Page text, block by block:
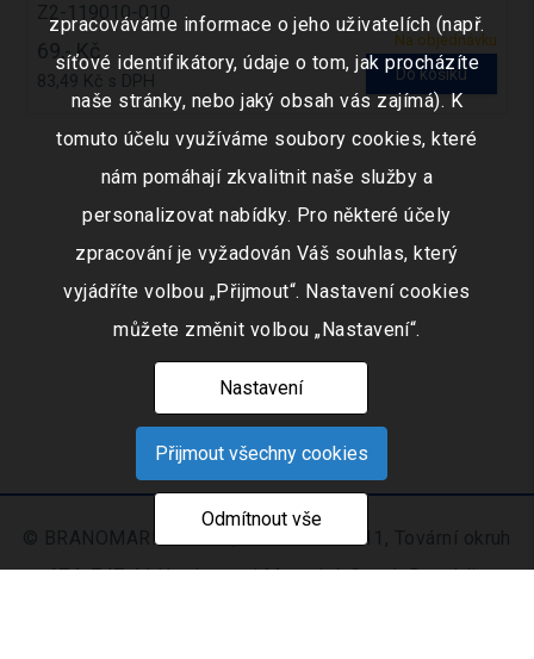
Z2-119010-010
Na objednávku
69,- Kč
83,49 Kč s DPH Do košíku
© BRANOMARKET s.r.o., IČO: 253 51 311, Tovární okruh
674, 747 41 Hradec nad Moravicí, Czech Republic
zpracováváme informace o jeho uživatelích (např.
síťové identifikátory, údaje o tom, jak procházíte
naše stránky, nebo jaký obsah vás zajímá). K
tomuto účelu využíváme soubory cookies, které
nám pomáhají zkvalitnit naše služby a
personalizovat nabídky. Pro některé účely
zpracování je vyžadován Váš souhlas, který
vyjádříte volbou „Přijmout“. Nastavení cookies
můžete změnit volbou „Nastavení“.
Nastavení
Přijmout všechny cookies
Odmítnout vše